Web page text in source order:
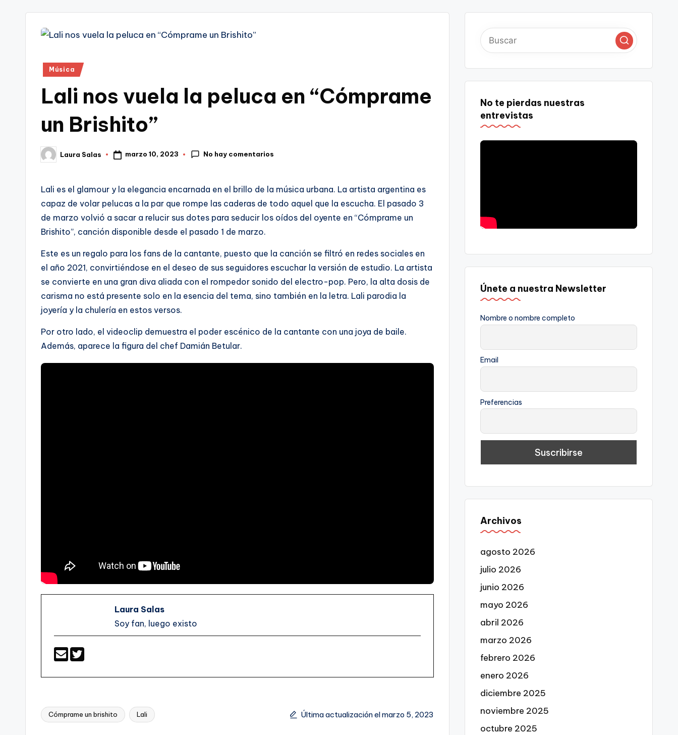
Publicado
Música
Lali nos vuela la peluca en “Cómprame
un Brishito”
Publicado
por
Laura Salas marzo 10, 2023 No hay comentarios
Lali es el glamour y la elegancia encarnada en el brillo de la música urbana. La artista argentina es
capaz de volar pelucas a la par que rompe las caderas de todo aquel que la escucha. El pasado 3
de marzo volvió a sacar a relucir sus dotes para seducir los oídos del oyente en “Cómprame un
Brishito”, canción disponible desde el pasado 1 de marzo.
Este es un regalo para los fans de la cantante, puesto que la canción se filtró en redes sociales en
el año 2021, convirtiéndose en el deseo de sus seguidores escuchar la versión de estudio. La artista
se convierte en una gran diva aliada con el rompedor sonido del electro-pop. Pero, la alta dosis de
carisma no está presente solo en la esencia del tema, sino también en la letra. Lali parodia la
joyería y la chulería en estos versos.
Por otro lado, el videoclip demuestra el poder escénico de la cantante con una joya de baile.
Además, aparece la figura del chef Damián Betular.
Laura Salas
Soy fan, luego existo
Etiquetas:
Cómprame un brishito Lali Última actualización el marzo 5, 2023
No te pierdas nuestras
entrevistas
Únete a nuestra Newsletter
Nombre o nombre completo
Email
Preferencias
Archivos
agosto 2026
julio 2026
junio 2026
mayo 2026
abril 2026
marzo 2026
febrero 2026
enero 2026
diciembre 2025
noviembre 2025
octubre 2025